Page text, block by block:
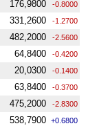
176,9800 -0.8000
331,2600 -1.2700
482,2000 -2.5600
64,8400 -0.4200
20,0300 -0.1400
63,8400 -0.3700
475,2000 -2.8300
538,7900 +0.6800